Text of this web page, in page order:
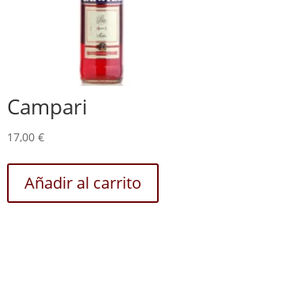
Campari
17,00 €
Añadir al carrito